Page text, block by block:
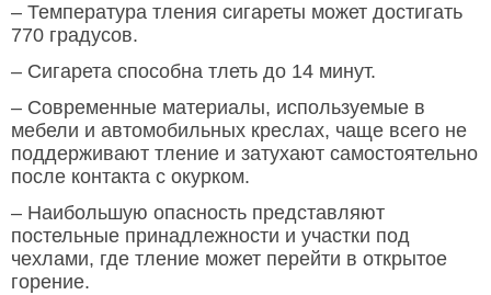
– Температура тления сигареты может достигать
770 градусов.
– Сигарета способна тлеть до 14 минут.
– Современные материалы, используемые в
мебели и автомобильных креслах, чаще всего не
поддерживают тление и затухают самостоятельно
после контакта с окурком.
– Наибольшую опасность представляют
постельные принадлежности и участки под
чехлами, где тление может перейти в открытое
горение.